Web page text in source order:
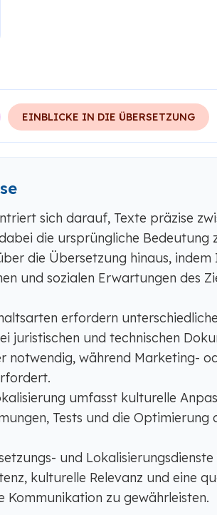
EINBLICKE IN DIE ÜBERSETZUNG
sich darauf, Texte präzise
die ursprüngliche Bedeutung
die Übersetzung hinaus, indem
und sozialen Erwartungen des
erfordern unterschiedliche
juristischen und technischen
notwendig, während Marketing-
umfasst kulturelle
Tests und die Optimierung
und
kulturelle Relevanz und eine
Kommunikation zu gewährleisten.